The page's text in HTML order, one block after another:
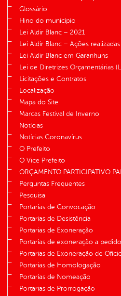
Glossário
Hino do município
Lei Aldir Blanc – 2021
Lei Aldir Blanc – Ações realizadas
Lei Aldir Blanc em Garanhuns
Lei de Diretrizes Orçamentárias
Licitações e Contratos
Localização
Mapa do Site
Marcas Festival de Inverno
Notícias
Notícias Coronavírus
O Prefeito
O Vice Prefeito
ORÇAMENTO PARTICIPATIVO
Perguntas Frequentes
Pesquisa
Portarias de Convocação
Portarias de Desistência
Portarias de Exoneração
Portarias de exoneração a pedido
Portarias de Exoneração de
Portarias de Homologação
Portarias de Nomeação
Portarias de Prorrogação